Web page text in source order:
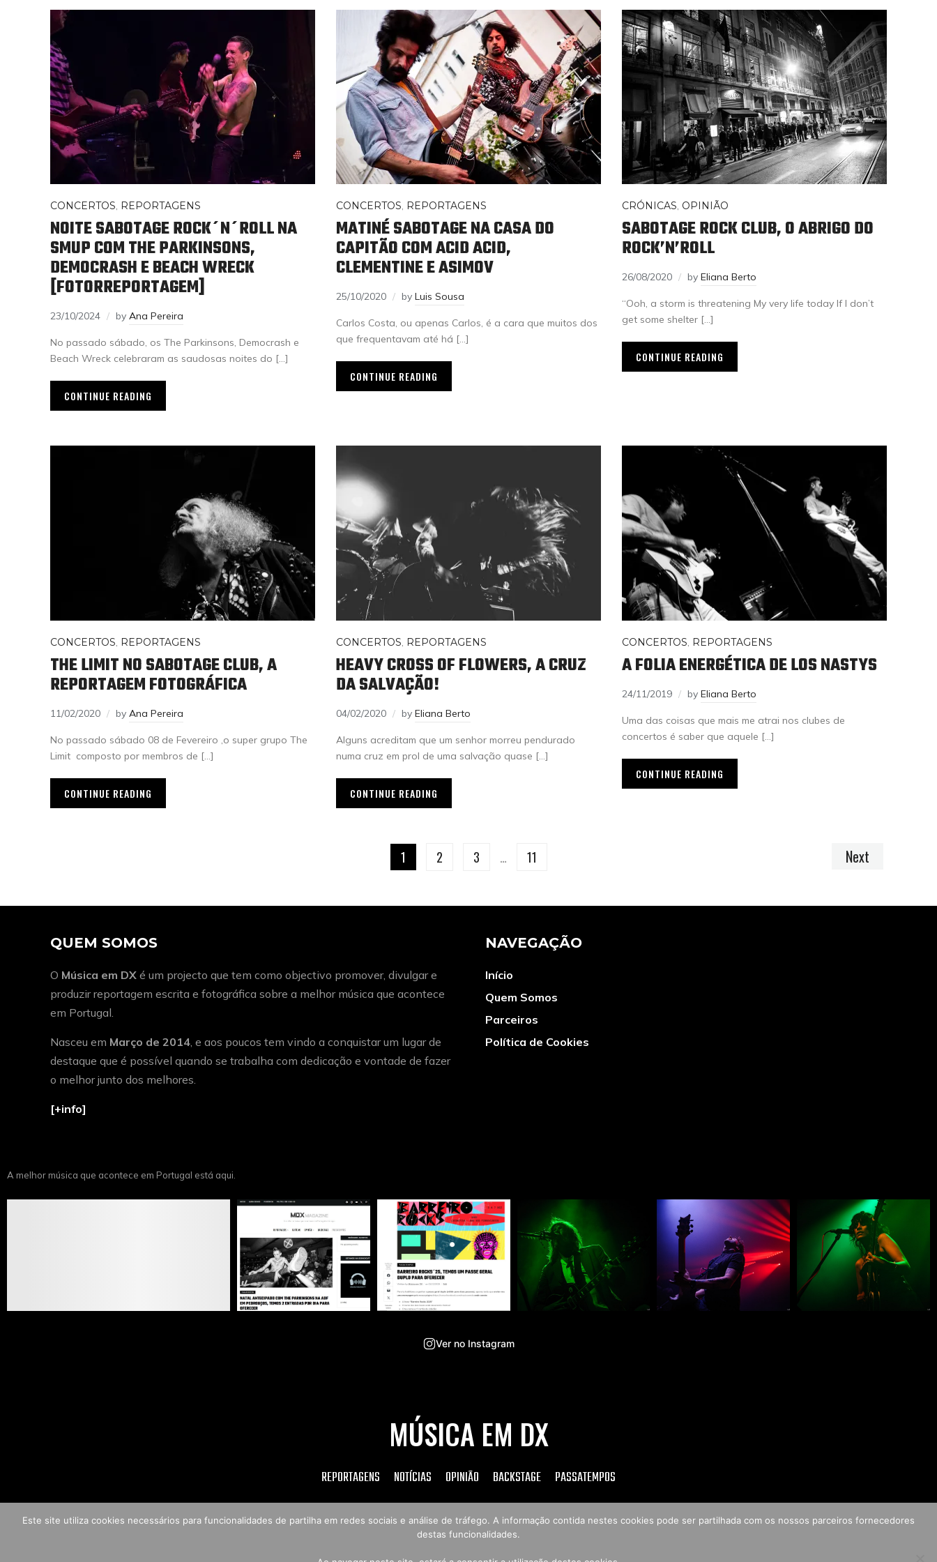
CONCERTOS, REPORTAGENS
NOITE SABOTAGE ROCK´N´ROLL NA
SMUP COM THE PARKINSONS,
DEMOCRASH E BEACH WRECK
[FOTORREPORTAGEM]
23/10/2024 by Ana Pereira
No passado sábado, os The Parkinsons, Democrash e
Beach Wreck celebraram as saudosas noites do […]
CONTINUE READING
CONCERTOS, REPORTAGENS
MATINÉ SABOTAGE NA CASA DO
CAPITÃO COM ACID ACID,
CLEMENTINE E ASIMOV
25/10/2020 by Luis Sousa
Carlos Costa, ou apenas Carlos, é a cara que muitos dos
que frequentavam até há […]
CONTINUE READING
CRÓNICAS, OPINIÃO
SABOTAGE ROCK CLUB, O ABRIGO DO
ROCK’N’ROLL
26/08/2020 by Eliana Berto
“Ooh, a storm is threatening My very life today If I don’t
get some shelter […]
CONTINUE READING
CONCERTOS REPORTAGENS
THE LIMIT NO SABOTAGE CLUB, A
REPORTAGEM FOTOGRÁFICA
11/02/2020 by Ana Pereira
No passado sábado 08 de Fevereiro ,o super grupo The
Limit composto por membros de […]
CONTINUE READING
CONCERTOS REPORTAGENS
HEAVY CROSS OF FLOWERS, A CRUZ
DA SALVAÇÃO!
04/02/2020 by Eliana Berto
Alguns acreditam que um senhor morreu pendurado
numa cruz em prol de uma salvação quase […]
CONTINUE READING
CONCERTOS REPORTAGENS
A FOLIA ENERGÉTICA DE LOS NASTYS
24/11/2019 by Eliana Berto
Uma das coisas que mais me atrai nos clubes de
concertos é saber que aquele […]
CONTINUE READING
1 2 3 … 11 Next
QUEM SOMOS
O Música em DX é um projecto que tem como objectivo promover, divulgar e
produzir reportagem escrita e fotográfica sobre a melhor música que acontece
em Portugal.
Nasceu em Março de 2014 , e aos poucos tem vindo a conquistar um lugar de
destaque que é possível quando se trabalha com dedicação e vontade de fazer
o melhor junto dos melhores.
[+info]
NAVEGAÇÃO
Início
Quem Somos
Parceiros
Política de Cookies
A melhor música que acontece em Portugal está aqui.
Ver no Instagram
MÚSICA EM DX
REPORTAGENS NOTÍCIAS OPINIÃO BACKSTAGE PASSATEMPOS
Copyright © 2026 Música em DX
Este site utiliza cookies necessários para funcionalidades de partilha em redes sociais e análise de tráfego. A informação contida nestes cookies pode ser partilhada com os nossos parceiros fornecedores
destas funcionalidades.